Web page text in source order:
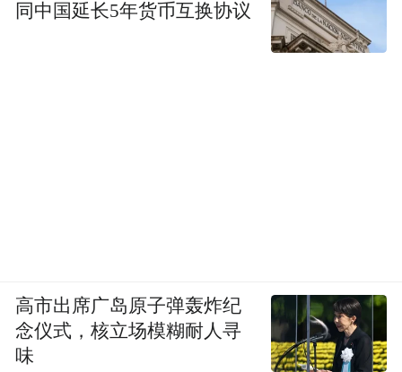
同中国延长5年货币互换协议
高市出席广岛原子弹轰炸纪
念仪式，核立场模糊耐人寻
味